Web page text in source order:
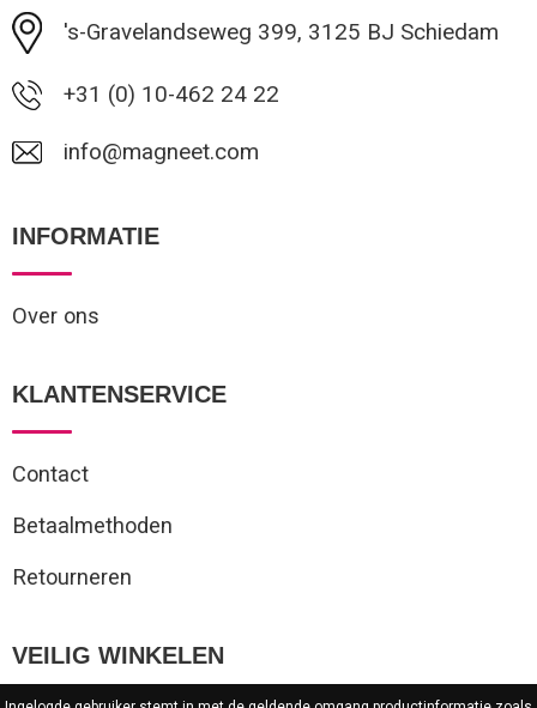
's-Gravelandseweg 399, 3125 BJ Schiedam
+31 (0) 10-462 24 22
info@magneet.com
INFORMATIE
Over ons
KLANTENSERVICE
Contact
Betaalmethoden
Retourneren
VEILIG WINKELEN